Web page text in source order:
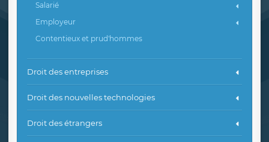
Salarié
Employeur
Contentieux et prud'hommes
Droit des entreprises
Droit des nouvelles technologies
Droit des étrangers